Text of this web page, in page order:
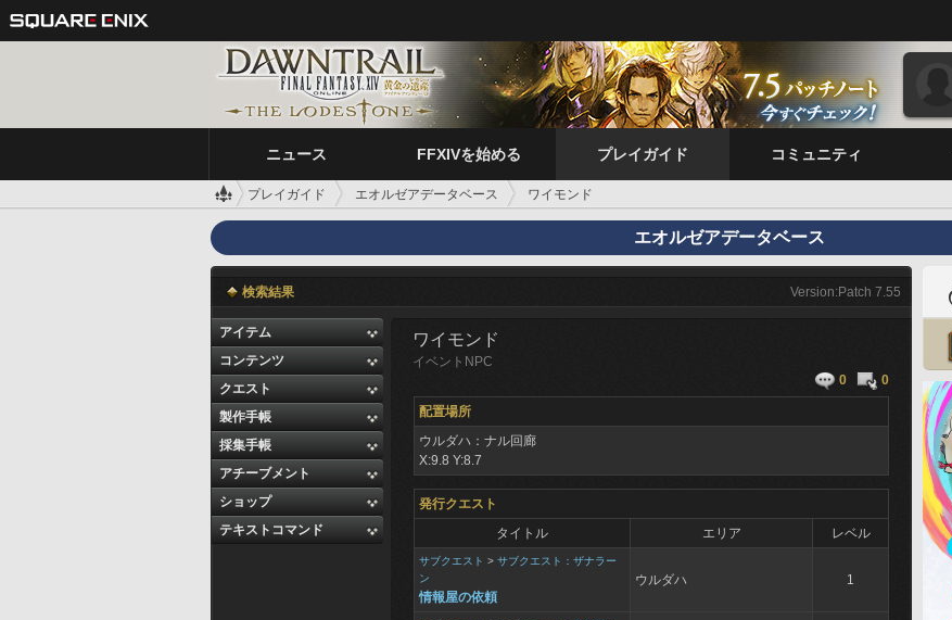
ニュース FFXIVを始める プレイガイド コミュニティ
プレイガイド エオルゼアデータベース ワイモンド
エオルゼアデータベース
検索結果 Version:Patch 7.55
アイテム
コンテンツ
クエスト
製作手帳
採集手帳
アチーブメント
ショップ
テキストコマンド
ワイモンド
イベントNPC
0
0
配置場所
ウルダハ：ナル回廊
X:9.8 Y:8.7
発行クエスト
タイトル
エリア レベル
サブクエスト > サブクエスト：ザナラー
ン
情報屋の依頼
ウルダハ 1